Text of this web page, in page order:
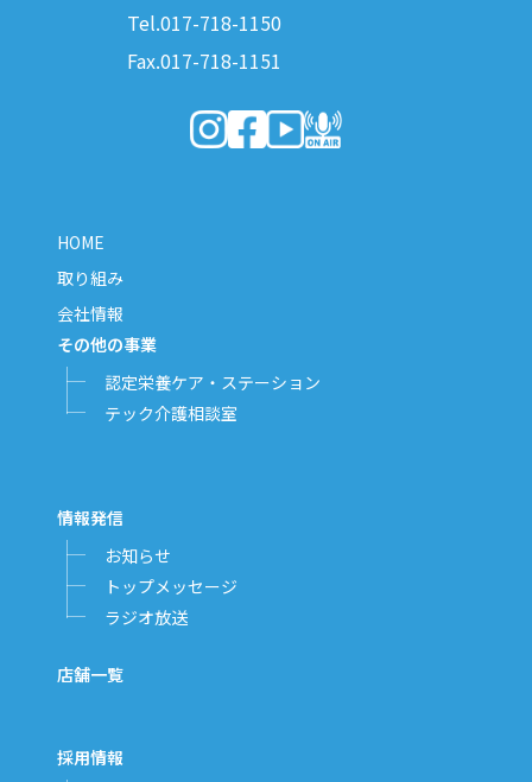
Tel.017-718-1150
Fax.017-718-1151
（新しいウィンドウで開きます）
（新しいウィンドウで開きます）
（新しいウィンドウで開き
（新しいウィンドウで
HOME
取り組み
会社情報
その他の事業
認定栄養ケア・ステーション
テック介護相談室
情報発信
お知らせ
トップメッセージ
ラジオ放送
店舗一覧
採用情報